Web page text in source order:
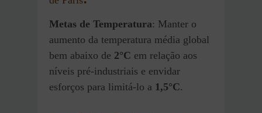
Metas de Temperatura: Manter o
aumento da temperatura média global
bem abaixo de 2°C em relação aos
níveis pré-industriais e envidar
esforços para limitá-lo a 1,5°C.